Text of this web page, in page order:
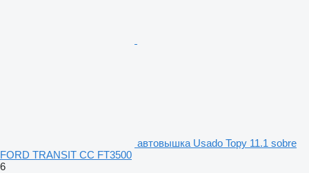
автовышка Usado Topy 11.1 sobre
FORD TRANSIT CC FT3500
6